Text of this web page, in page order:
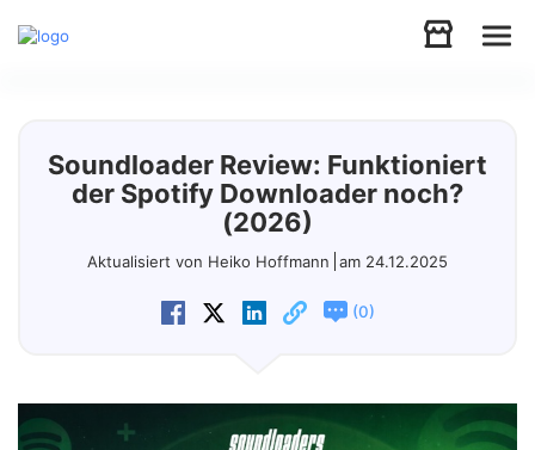
Video
Support
Store
Soundloader Review: Funktioniert
der Spotify Downloader noch?
(2026)
Aktualisiert von Heiko Hoffmann am 24.12.2025
(0)